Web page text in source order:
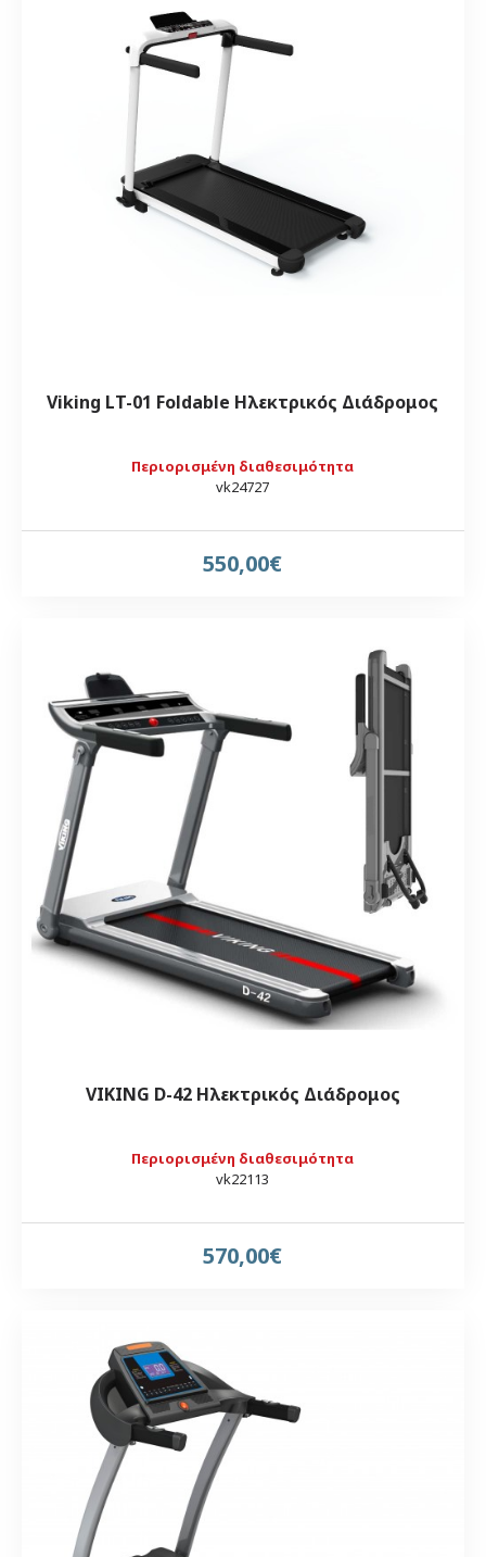
Περιορισμένη διαθεσιμότητα
vk24727
Viking LT-01 Foldable Ηλεκτρικός Διάδρομος
550,00€
Περιορισμένη διαθεσιμότητα
vk22113
VIKING D-42 Ηλεκτρικός Διάδρομος
570,00€